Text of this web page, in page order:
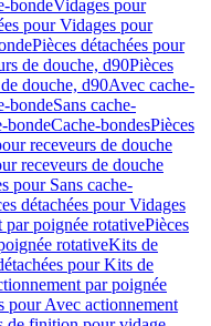
bondeVidages pour
pour Vidages pour
Pièces détachées pour
de douche, d90Pièces
douche, d90Avec cache-
bondeSans cache-
bondeCache-bondesPièces
receveurs de douche
receveurs de douche
pour Sans cache-
détachées pour Vidages
par poignée rotativePièces
rotativeKits de
pour Kits de
par poignée
pour Avec actionnement